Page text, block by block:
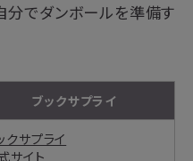
分でダンボールを準備す
ブックサプライ
クサプライ
サイト